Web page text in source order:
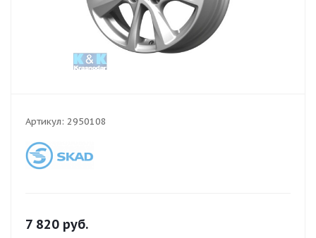
Артикул: 2950108
7 820 руб.